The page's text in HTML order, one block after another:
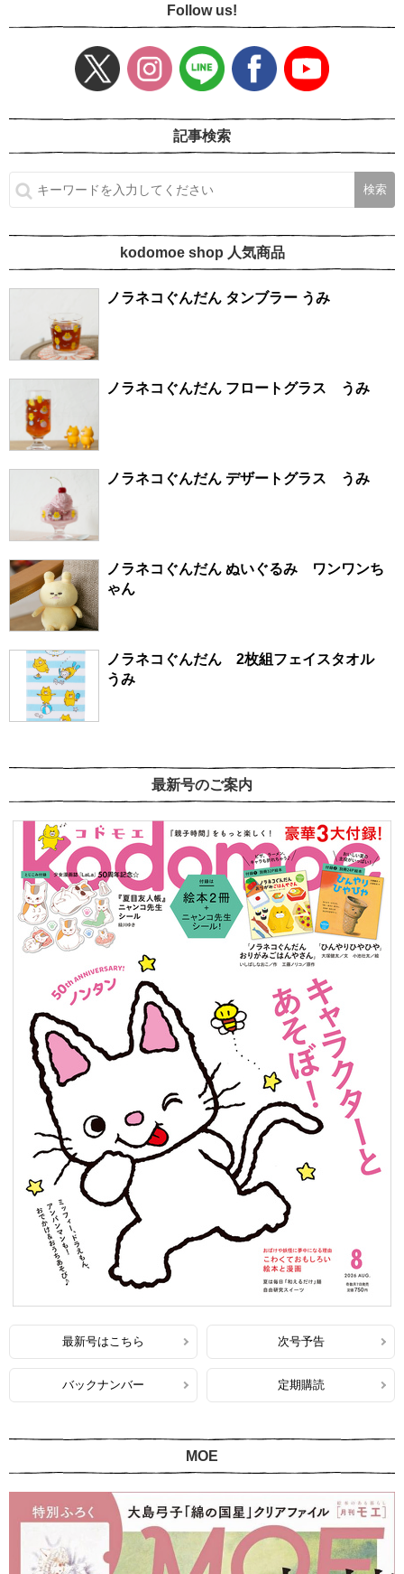
Follow us!
記事検索
kodomoe shop 人気商品
ノラネコぐんだん タンブラー うみ
ノラネコぐんだん フロートグラス うみ
ノラネコぐんだん デザートグラス うみ
ノラネコぐんだん ぬいぐるみ ワンワンち
ゃん
ノラネコぐんだん 2枚組フェイスタオル
うみ
最新号のご案内
最新号はこちら 次号予告
バックナンバー 定期購読
MOE